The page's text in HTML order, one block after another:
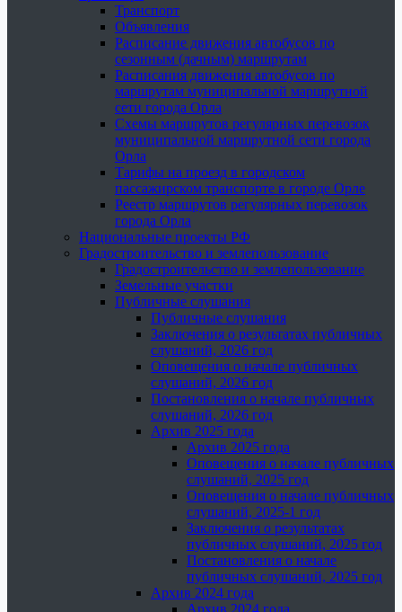
Транспорт
Объявления
Расписание движения автобусов по
сезонным (дачным) маршрутам
Расписания движения автобусов по
маршрутам муниципальной маршрутной
сети города Орла
Схемы маршрутов регулярных перевозок
муниципальной маршрутной сети города
Орла
Тарифы на проезд в городском
пассажирском транспорте в городе Орле
Реестр маршрутов регулярных перевозок
города Орла
Национальные проекты РФ
Градостроительство и землепользование
Градостроительство и землепользование
Земельные участки
Публичные слушания
Публичные слушания
Заключения о результатах публичных
слушаний, 2026 год
Оповещения о начале публичных
слушаний, 2026 год
Постановления о начале публичных
слушаний, 2026 год
Архив 2025 года
Архив 2025 года
Оповещения о начале публичных
слушаний, 2025 год
Оповещения о начале публичных
слушаний, 2025-1 год
Заключения о результатах
публичных слушаний, 2025 год
Постановления о начале
публичных слушаний, 2025 год
Архив 2024 года
Архив 2024 года